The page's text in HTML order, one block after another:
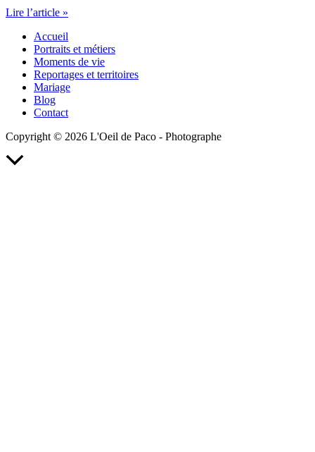
Lannion
Communauté
Transports
Lire l’article »
Accueil
Portraits et métiers
Moments de vie
Reportages et territoires
Mariage
Blog
Contact
Copyright © 2026 L'Oeil de Paco - Photographe